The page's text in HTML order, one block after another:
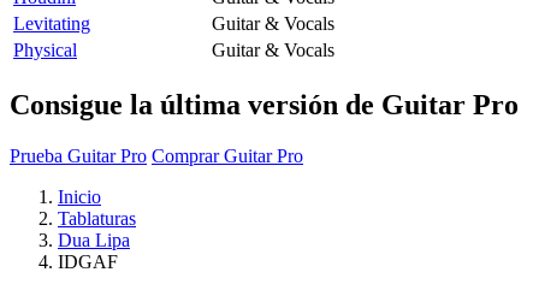
Levitating
Guitar & Vocals
Physical
Guitar & Vocals
Consigue la última versión de Guitar Pro
Prueba Guitar Pro Comprar Guitar Pro
Inicio
Tablaturas
Dua Lipa
IDGAF